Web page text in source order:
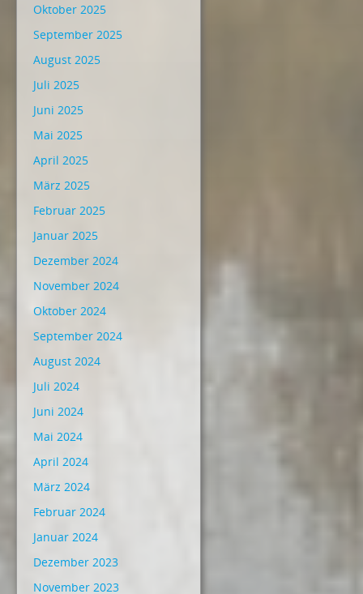
Oktober 2025
September 2025
August 2025
Juli 2025
Juni 2025
Mai 2025
April 2025
März 2025
Februar 2025
Januar 2025
Dezember 2024
November 2024
Oktober 2024
September 2024
August 2024
Juli 2024
Juni 2024
Mai 2024
April 2024
März 2024
Februar 2024
Januar 2024
Dezember 2023
November 2023